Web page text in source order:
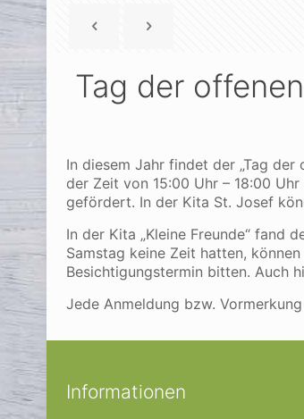
Tag der
In diesem Jahr findet der „Tag
der Zeit von 15:00 Uhr – 18:00
gefördert. In der Kita St. Josef
In der Kita „Kleine Freunde“ fand
Samstag keine Zeit hatten,
Besichtigungstermin bitten. Auch
Jede Anmeldung bzw.
Informationen